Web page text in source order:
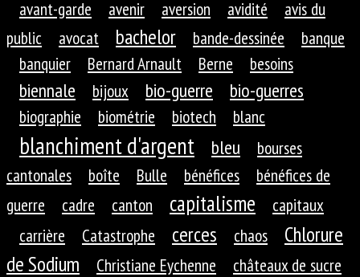
avant-garde avenir aversion avidité
avis du
public
avocat bachelor bande-dessinée
banque
banquier
Bernard Arnault Berne besoins
biennale bijoux bio-guerre bio-guerres
biographie biométrie biotech blanc
blanchiment d'argent bleu
bourses
cantonales
boîte Bulle bénéfices
bénéfices de
guerre
cadre canton capitalisme
capitaux
carrière
Catastrophe cerces chaos
Chlorure
de Sodium
Christiane Eychenne
châteaux de sucre